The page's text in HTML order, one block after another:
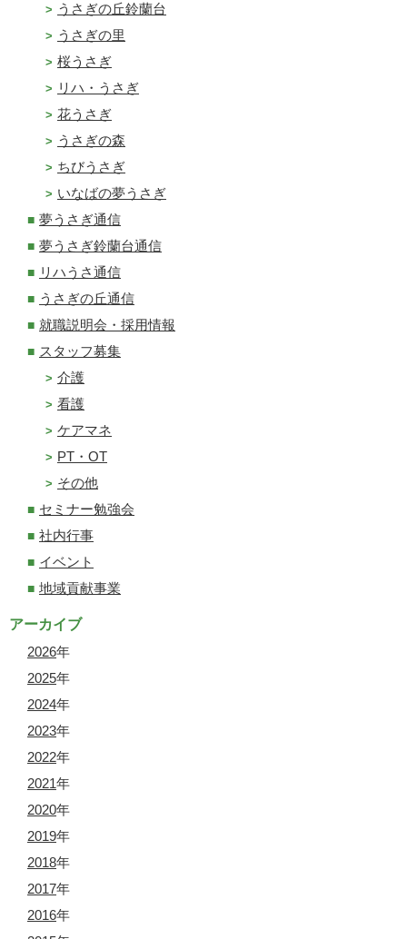
うさぎの丘鈴蘭台
うさぎの里
桜うさぎ
リハ・うさぎ
花うさぎ
うさぎの森
ちびうさぎ
いなばの夢うさぎ
夢うさぎ通信
夢うさぎ鈴蘭台通信
リハうさ通信
うさぎの丘通信
就職説明会・採用情報
スタッフ募集
介護
看護
ケアマネ
PT・OT
その他
セミナー勉強会
社内行事
イベント
地域貢献事業
アーカイブ
2026年
2025年
2024年
2023年
2022年
2021年
2020年
2019年
2018年
2017年
2016年